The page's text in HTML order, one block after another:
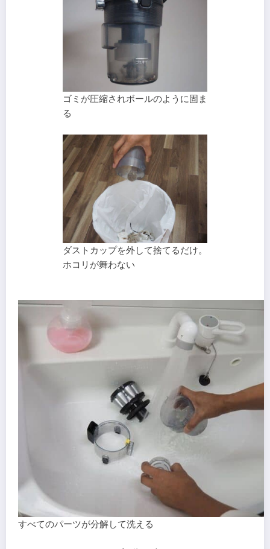
ゴミが圧縮されボールのように固ま
る
ダストカップを外して捨てるだけ。
ホコリが舞わない
すべてのパーツが分解して洗える